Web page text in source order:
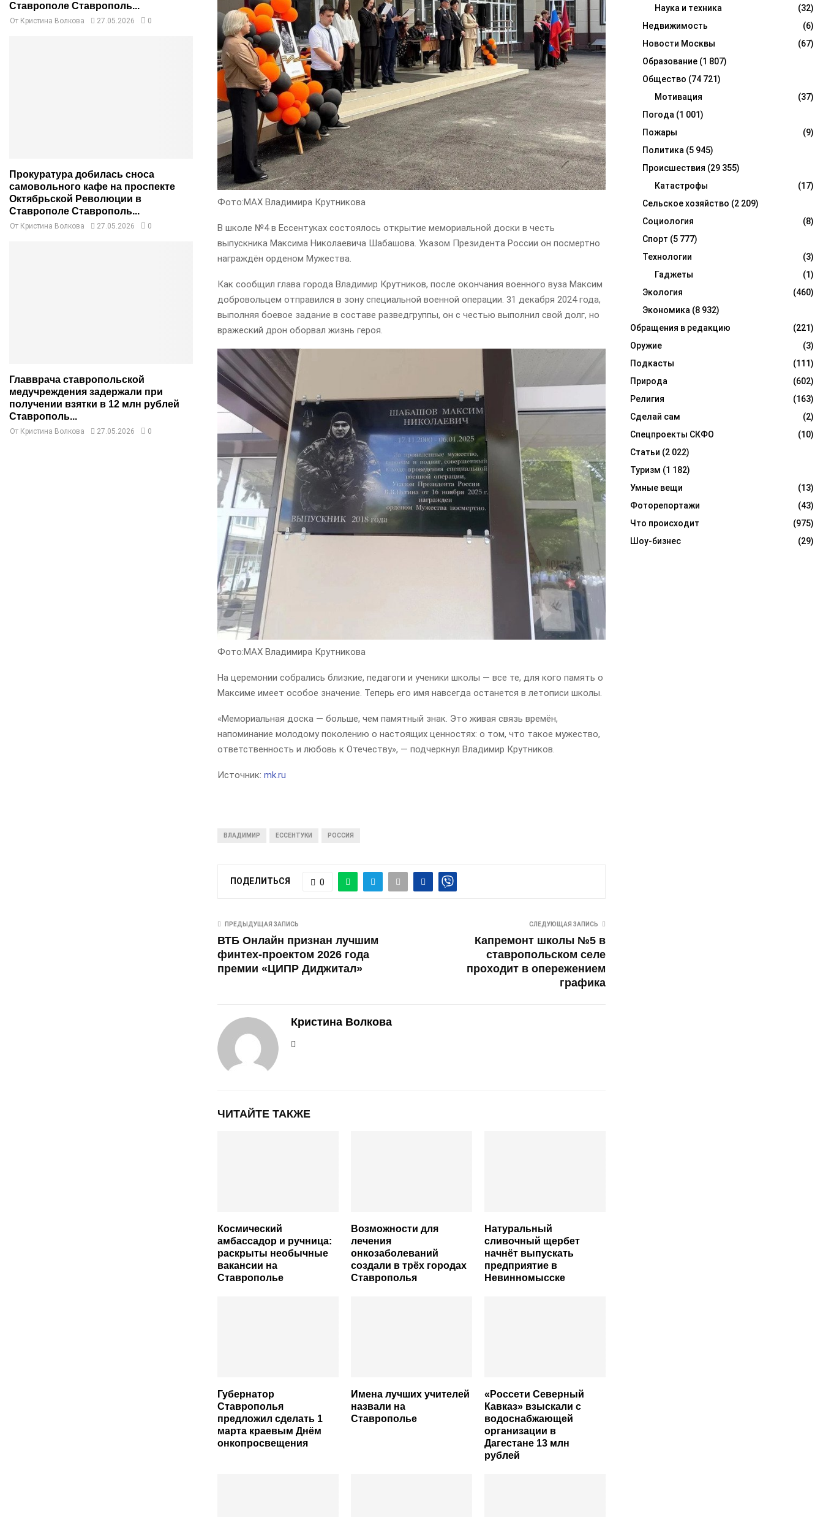
Фото:МАХ Владимира Крутникова
В школе №4 в Ессентуках состоялось открытие мемориальной доски в честь
выпускника Максима Николаевича Шабашова. Указом Президента России он посмертно
награждён орденом Мужества.
Как сообщил глава города Владимир Крутников, после окончания военного вуза Максим
добровольцем отправился в зону специальной военной операции. 31 декабря 2024 года,
выполняя боевое задание в составе разведгруппы, он с честью выполнил свой долг, но
вражеский дрон оборвал жизнь героя.
Фото:МАХ Владимира Крутникова
На церемонии собрались близкие, педагоги и ученики школы — все те, для кого память о
Максиме имеет особое значение. Теперь его имя навсегда останется в летописи школы.
«Мемориальная доска — больше, чем памятный знак. Это живая связь времён,
напоминание молодому поколению о настоящих ценностях: о том, что такое мужество,
ответственность и любовь к Отечеству», — подчеркнул Владимир Крутников.
Источник: mk.ru
ВЛАДИМИР ЕССЕНТУКИ РОССИЯ
ПОДЕЛИТЬСЯ 0
ПРЕДЫДУЩАЯ ЗАПИСЬ
ВТБ Онлайн признан лучшим
финтех-проектом 2026 года
премии «ЦИПР Диджитал»
СЛЕДУЮЩАЯ ЗАПИСЬ
Капремонт школы №5 в
ставропольском селе
проходит в опережением
графика
Кристина Волкова
ЧИТАЙТЕ ТАКЖЕ
Космический
амбассадор и ручница:
раскрыты необычные
вакансии на
Ставрополье
Возможности для
лечения
онкозаболеваний
создали в трёх городах
Ставрополья
Натуральный
сливочный щербет
начнёт выпускать
предприятие в
Невинномысске
Губернатор
Ставрополья
предложил сделать 1
марта краевым Днём
онкопросвещения
Имена лучших учителей
назвали на
Ставрополье
«Россети Северный
Кавказ» взыскали с
водоснабжающей
организации в
Дагестане 13 млн
рублей
Ставрополе Ставрополь...
От Кристина Волкова 27.05.2026 0
Прокуратура добилась сноса
самовольного кафе на проспекте
Октябрьской Революции в
Ставрополе Ставрополь...
От Кристина Волкова 27.05.2026 0
Главврача ставропольской
медучреждения задержали при
получении взятки в 12 млн рублей
Ставрополь...
От Кристина Волкова 27.05.2026 0
Наука и техника
(32)
Недвижимость
(6)
Новости Москвы
(67)
Образование (1 807)
Общество (74 721)
Мотивация
(37)
Погода (1 001)
Пожары
(9)
Политика (5 945)
Происшествия (29 355)
Катастрофы
(17)
Сельское хозяйство (2 209)
Социология
(8)
Спорт (5 777)
Технологии
(3)
Гаджеты
(1)
Экология
(460)
Экономика (8 932)
Обращения в редакцию
(221)
Оружие
(3)
Подкасты
(111)
Природа
(602)
Религия
(163)
Сделай сам
(2)
Спецпроекты СКФО
(10)
Статьи (2 022)
Туризм (1 182)
Умные вещи
(13)
Фоторепортажи
(43)
Что происходит
(975)
Шоу-бизнес
(29)